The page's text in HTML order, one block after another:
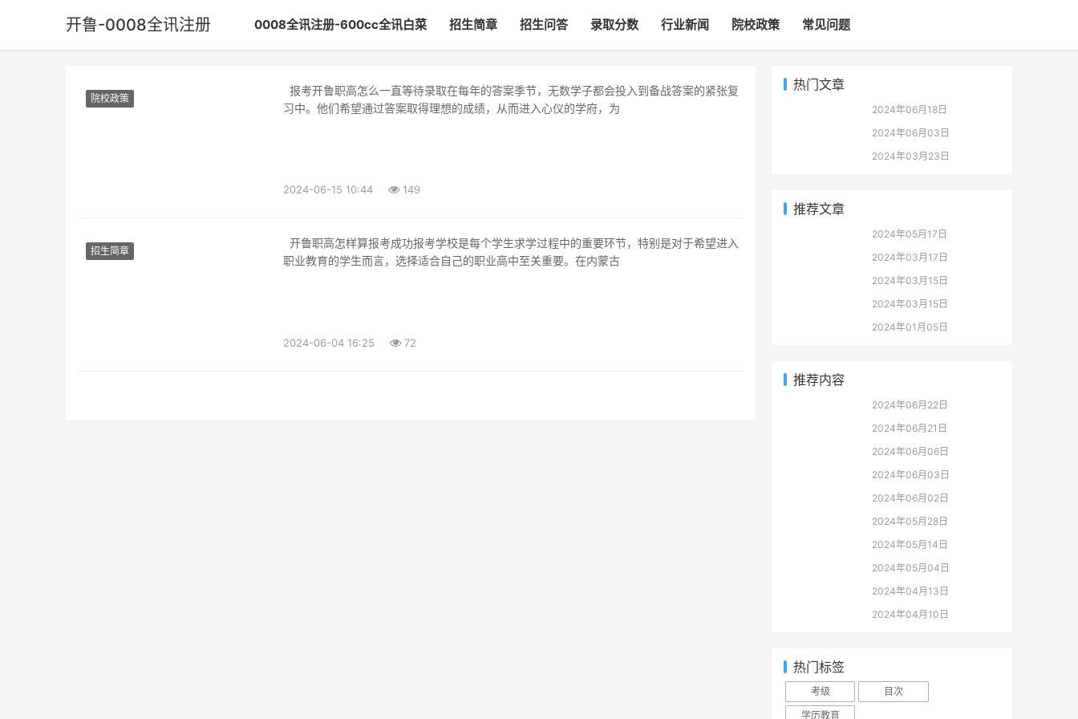
开鲁-0008全讯注册 0008全讯注册-600cc全讯白菜 招生简章 招生问答 录取分数 行业新闻 院校政策 常见问题
院校政策
习中。他们希望通过答案取得理想的成绩，从而进入心仪的学府，为
2024-06-15 10:44 149
招生简章
职业教育的学生而言，选择适合自己的职业高中至关重要。在内蒙古
2024-06-04 16:25 72
热门文章
2024年06月18日
2024年06月03日
2024年03月23日
推荐文章
2024年05月17日
2024年03月17日
2024年03月15日
2024年03月15日
2024年01月05日
推荐内容
2024年06月22日
2024年06月21日
2024年06月06日
2024年06月03日
2024年06月02日
2024年05月28日
2024年05月14日
2024年05月04日
2024年04月13日
2024年04月10日
热门标签
考级
目次
学历教育